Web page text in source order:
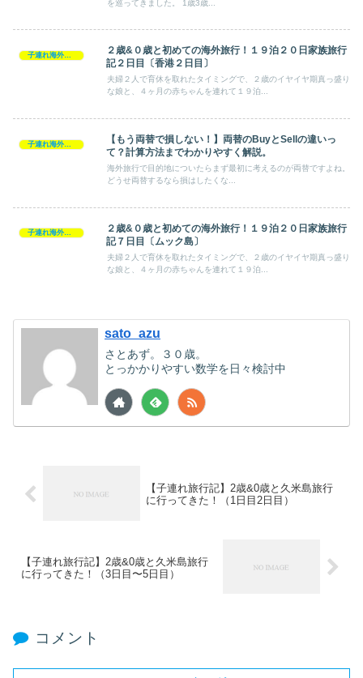
を巡ってきました。 1歳3歳...
２歳&０歳と初めての海外旅行！１９泊２０日家族旅行
記２日目〔香港２日目〕
夫婦２人で育休を取れたタイミングで、２歳のイヤイヤ期真っ盛り
な娘と、４ヶ月の赤ちゃんを連れて１９泊...
【もう両替で損しない！】両替のBuyとSellの違いっ
て？計算方法までわかりやすく解説。
海外旅行で目的地についたらまず最初に考えるのが両替ですよね。
どうせ両替するなら損はしたくな...
子連れ海外旅行
２歳&０歳と初めての海外旅行！１９泊２０日家族旅行
記７日目〔ムック島〕
夫婦２人で育休を取れたタイミングで、２歳のイヤイヤ期真っ盛り
な娘と、４ヶ月の赤ちゃんを連れて１９泊...
sato_azu
さとあず。３０歳。
とっかかりやすい数学を日々検討中
【子連れ旅行記】2歳&0歳と久米島旅行
に行ってきた！（1日目2日目）
【子連れ旅行記】2歳&0歳と久米島旅行
に行ってきた！（3日目〜5日目）
コメント